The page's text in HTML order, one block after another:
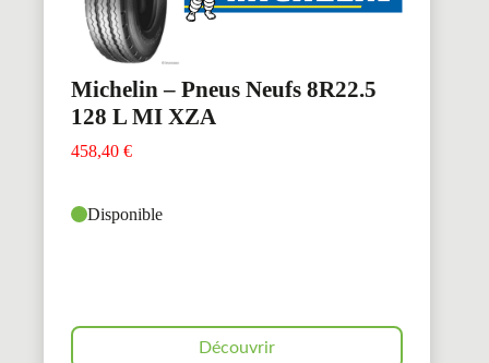
Michelin – Pneus Neufs 8R22.5
128 L MI XZA
458,40 €
Disponible
Découvrir